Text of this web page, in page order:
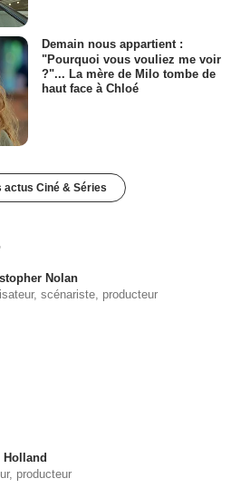
Demain nous appartient :
"Pourquoi vous vouliez me voir
?"... La mère de Milo tombe de
haut face à Chloé
actus Ciné & Séries
Nolan
scénariste, producteur
Holland
producteur